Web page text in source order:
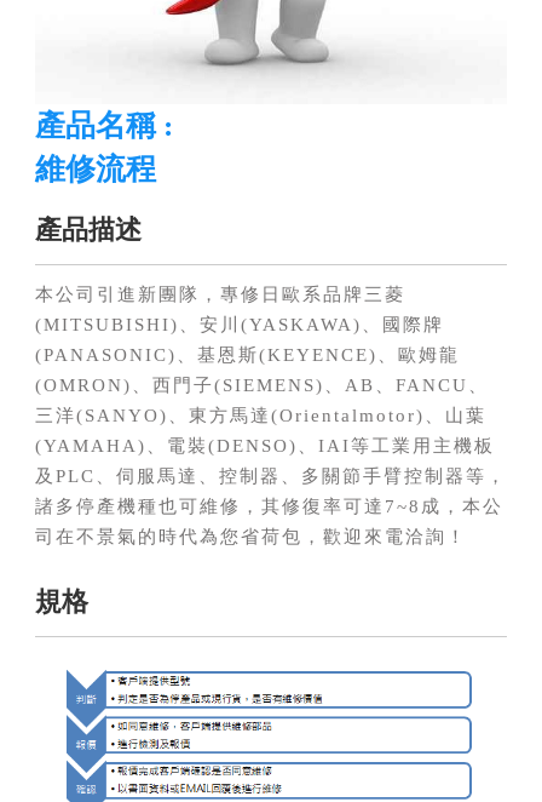
產品名稱 :
維修流程
產品描述
本公司引進新團隊，專修日歐系品牌三菱
(MITSUBISHI)、安川(YASKAWA)、國際牌
(PANASONIC)、基恩斯(KEYENCE)、歐姆龍
(OMRON)、西門子(SIEMENS)、AB、FANCU、
三洋(SANYO)、東方馬達(Orientalmotor)、山葉
(YAMAHA)、電裝(DENSO)、IAI等工業用主機板
及PLC、伺服馬達、控制器、多關節手臂控制器等，
諸多停產機種也可維修，其修復率可達7~8成，本公
司在不景氣的時代為您省荷包，歡迎來電洽詢！
規格